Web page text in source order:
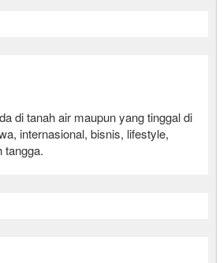
di tanah air maupun yang tinggal di
internasional, bisnis, lifestyle,
tangga.